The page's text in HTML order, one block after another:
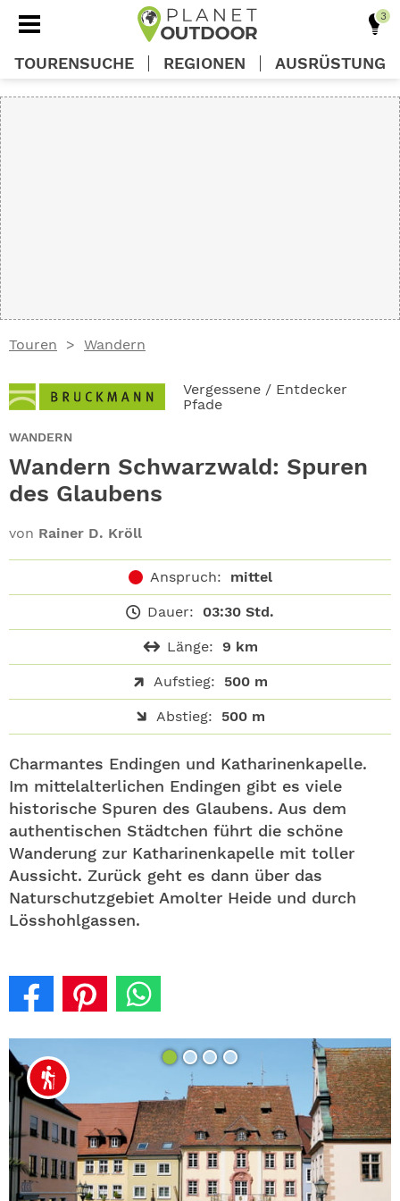
Touren Wandern
Vergessene / Entdecker
Pfade
WANDERN
Wandern Schwarzwald: Spuren
des Glaubens
von Rainer D. Kröll
Anspruch: mittel
Dauer: 03:30 Std.
Länge: 9 km
Aufstieg: 500 m
Abstieg: 500 m
Charmantes Endingen und Katharinenkapelle.
Im mittelalterlichen Endingen gibt es viele
historische Spuren des Glaubens. Aus dem
authentischen Städtchen führt die schöne
Wanderung zur Katharinenkapelle mit toller
Aussicht. Zurück geht es dann über das
Naturschutzgebiet Amolter Heide und durch
Lösshohlgassen.
TOURENSUCHE REGIONEN AUSRÜSTUNG
ABO
NEWSLETTER
SHOP